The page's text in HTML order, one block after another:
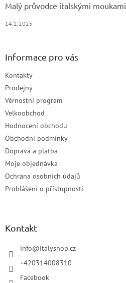
Malý průvodce italskými moukami
14.2.2025
Informace pro vás
Kontakty
Prodejny
Věrnostní program
Velkoobchod
Hodnocení obchodu
Obchodní podmínky
Doprava a platba
Moje objednávka
Ochrana osobních údajů
Prohlášení o přístupnosti
Kontakt
info@italyshop.cz
+420314008310
Facebook